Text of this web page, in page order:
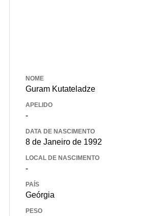
NOME
Guram Kutateladze
APELIDO
-
DATA DE NASCIMENTO
8 de Janeiro de 1992
LOCAL DE NASCIMENTO
-
PAÍS
Geórgia
PESO